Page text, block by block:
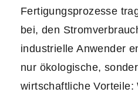
Fertigungsprozesse
bei, den
industrielle Anwender
nur ökologische,
wirtschaftliche Vorteile: